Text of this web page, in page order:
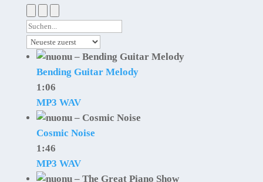
Bending Guitar Melody
1:06
MP3 WAV
Cosmic Noise
1:46
MP3 WAV